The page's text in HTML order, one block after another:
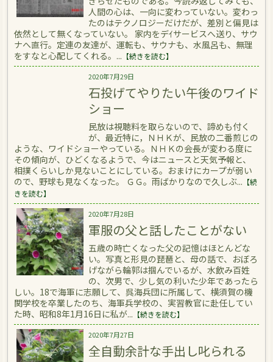
人間の心は、一向に変わっていない。変わっ
たのはテクノロジーだけだが、差別と偏見は
依然として無くなっていない。 家内をデｲサービスへ送り、サウ
ナへ直行。定連の友達が、運転も、サウナも、水風呂も、無理
をすなと心配してくれる。... 【続きを読む】
2020年7月29日
石投げてやりたい午後のワイド
ショー
民放は視聴料を取らないので、諦めも付く
が、最近特に，ＮＨＫが、民放の二番煎じの
ような、ワイドショーやっている。ＮＨＫの会長が変わる度に
その傾向が、ひどくなるようで、今はニュースと天気予報と、
相撲くらいしか見ないことにしている。おまけにカープが弱い
ので、野球も見なくなった。 ＧＧ。雨ばかりなので久しぶ... 【続
きを読む】
2020年7月28日
軍服の父と話したことがない
五歳の時亡くなった父の記憶はほとんどな
い。写真と形見の琵琶と、母の話で、おぼろ
げながら輪郭は掴んでいるが、水飲み百姓
の、次男で、少し気の利いた少年であったら
しい。18で海軍に志願して、呉海兵団に所属して、横須賀の機
関学校を卒業したのち、海軍兵学校の、実習教官に赴任してい
た時、昭和8年1月16日に私が... 【続きを読む】
2020年7月27日
全自動余計な手出し叱られる